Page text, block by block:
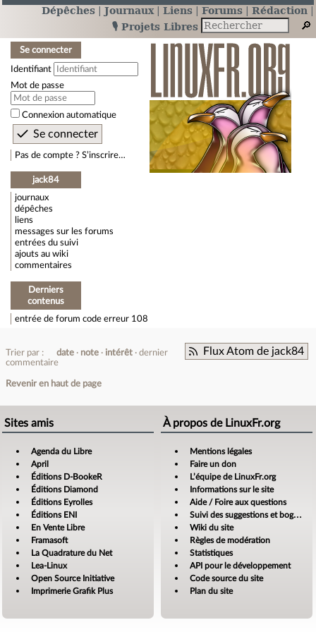
Dépêches Journaux Liens Forums
Rédaction
🎙️ Projets Libres
Se connecter
Identifiant
Mot de passe
Connexion automatique
Pas de compte ? S’inscrire…
jack84
journaux
dépêches
liens
messages sur les forums
entrées du suivi
ajouts au wiki
commentaires
Derniers
contenus
entrée de forum code erreur 108
Flux Atom de jack84
Trier par : date note intérêt
dernier
commentaire
Revenir en haut de page
Sites amis
Agenda du Libre
April
Éditions D-BookeR
Éditions Diamond
Éditions Eyrolles
Éditions ENI
En Vente Libre
Framasoft
La Quadrature du Net
Lea-Linux
Open Source Initiative
Imprimerie Grafik Plus
À propos de LinuxFr.org
Mentions légales
Faire un don
L’équipe de LinuxFr.org
Informations sur le site
Aide / Foire aux questions
Suivi des suggestions et bogues
Wiki du site
Règles de modération
Statistiques
API pour le développement
Code source du site
Plan du site